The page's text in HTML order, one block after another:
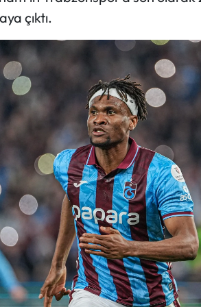
çıktı.